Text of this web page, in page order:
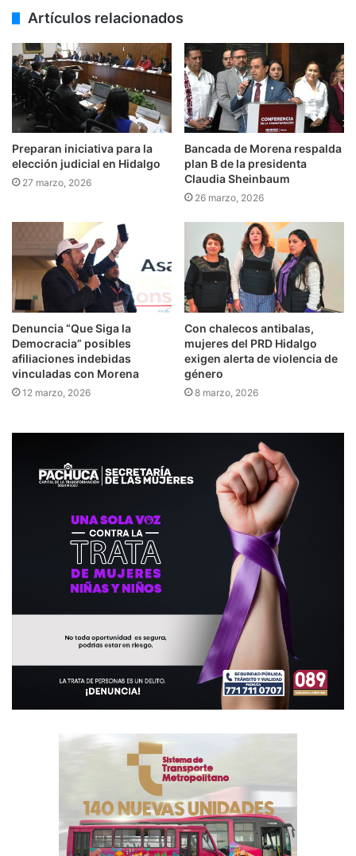
Artículos relacionados
Preparan iniciativa para la
elección judicial en Hidalgo
27 marzo, 2026
Bancada de Morena respalda
plan B de la presidenta
Claudia Sheinbaum
26 marzo, 2026
Denuncia “Que Siga la
Democracia” posibles
afiliaciones indebidas
vinculadas con Morena
12 marzo, 2026
Con chalecos antibalas,
mujeres del PRD Hidalgo
exigen alerta de violencia de
género
8 marzo, 2026